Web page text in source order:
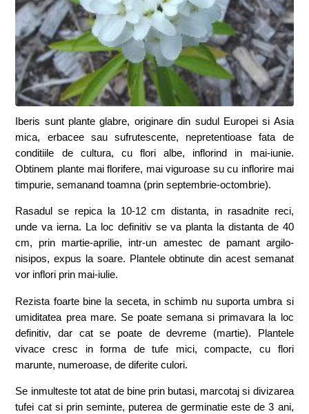
Iberis sunt plante glabre, originare din sudul Europei si Asia
mica, erbacee sau sufrutescente, nepretentioase fata de
conditiile de cultura, cu flori albe, inflorind in mai-iunie.
Obtinem plante mai florifere, mai viguroase su cu inflorire mai
timpurie, semanand toamna (prin septembrie-octombrie).
Rasadul se repica la 10-12 cm distanta, in rasadnite reci,
unde va ierna. La loc definitiv se va planta la distanta de 40
cm, prin martie-aprilie, intr-un amestec de pamant argilo-
nisipos, expus la soare. Plantele obtinute din acest semanat
vor inflori prin mai-iulie.
Rezista foarte bine la seceta, in schimb nu suporta umbra si
umiditatea prea mare. Se poate semana si primavara la loc
definitiv, dar cat se poate de devreme (martie). Plantele
vivace cresc in forma de tufe mici, compacte, cu flori
marunte, numeroase, de diferite culori.
Se inmulteste tot atat de bine prin butasi, marcotaj si divizarea
tufei cat si prin seminte, puterea de germinatie este de 3 ani,